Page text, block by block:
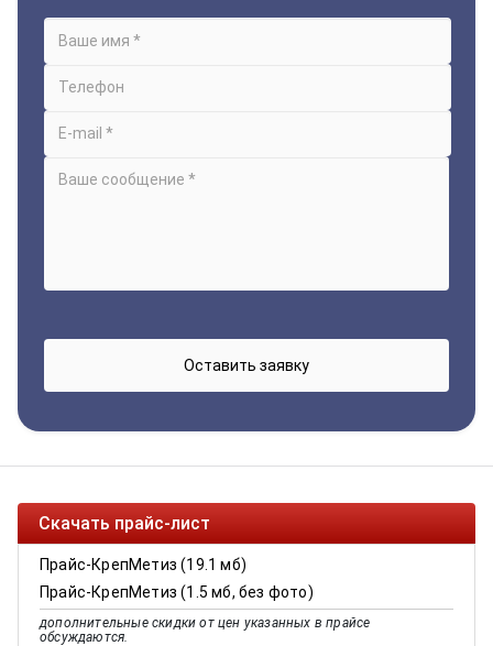
Скачать прайс-лист
Прайс-КрепМетиз (19.1 мб)
Прайс-КрепМетиз (1.5 мб, без фото)
дополнительные скидки от цен указанных в прайсе
обсуждаются.